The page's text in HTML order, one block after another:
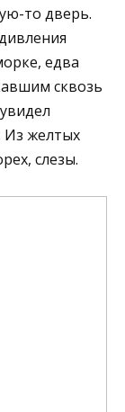
то дверь.
едва
сквозь
Из желтых
слезы.